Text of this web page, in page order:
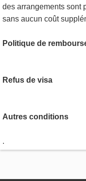
des arrangements sont
sans aucun coût
Politique de
Refus de visa
Autres conditions
.